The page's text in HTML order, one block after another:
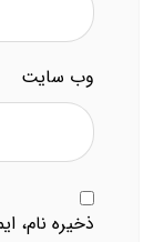
وب‌ سایت
ذخیره نام،